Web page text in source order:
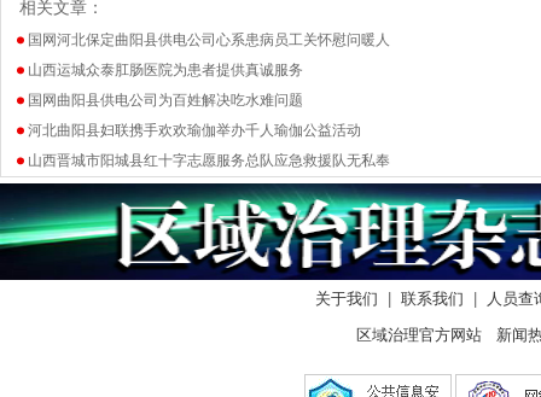
相关文章：
国网河北保定曲阳县供电公司心系患病员工关怀慰问暖人
山西运城众泰肛肠医院为患者提供真诚服务
国网曲阳县供电公司为百姓解决吃水难问题
河北曲阳县妇联携手欢欢瑜伽举办千人瑜伽公益活动
山西晋城市阳城县红十字志愿服务总队应急救援队无私奉
关于我们 联系我们
人员查
区域治理官方网站 新闻